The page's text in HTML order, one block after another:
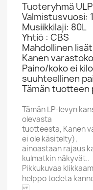
Tuoteryhmä
Valmistusvuosi:
Musiikkilaji: 80L
Yhtiö : CBS
Mahdollinen
Kanen
Paino/koko ei
suuhteellinen
Tämän tuotteen
Tämän LP-levyn
olevasta
tuotteesta, Kanen
ei ole käsitelty),
ainoastaan rajaus
kulmatkin näkyvät..
Pikkukuvaa
helppo todeta